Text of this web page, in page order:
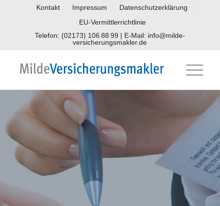
Kontakt Impressum
Datenschutzerklärung
EU-Vermittlerrichtlinie
Telefon: (02173) 106 88 99 | E-Mail: info@milde-
versicherungsmakler.de